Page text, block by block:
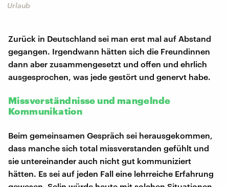
Urlaub
Zurück in Deutschland sei man erst mal auf Abstand
gegangen. Irgendwann hätten sich die Freundinnen
dann aber zusammengesetzt und offen und ehrlich
ausgesprochen, was jede gestört und genervt habe.
Missverständnisse und mangelnde
Kommunikation
Beim gemeinsamen Gespräch sei herausgekommen,
dass manche sich total missverstanden gefühlt und
sie untereinander auch nicht gut kommuniziert
hätten. Es sei auf jeden Fall eine lehrreiche Erfahrung